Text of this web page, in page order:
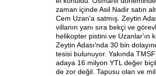
zaman içinde Asil Nadir satın
Cem Uzan'a satmış. Zeytin
villanın yanı sıra bekçi ve
helikopter pistini ve Uzanlar'ın
Zeytin Adası'nda 30 bin
tesisi bulunuyor. Yakında
adaya 16 milyon YTL değer
de zor değil. Tapusu olan ve